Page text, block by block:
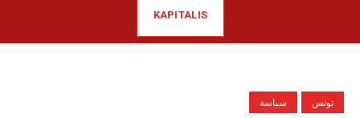
KAPITALIS
تونس سياسة